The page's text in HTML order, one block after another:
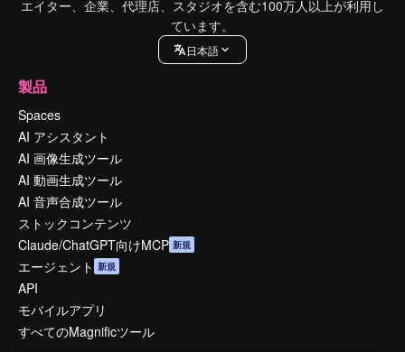
エイター、企業、代理店、スタジオを含む100万人以上が利用し
ています。
日本語
製品
Spaces
AI アシスタント
AI 画像生成ツール
AI 動画生成ツール
AI 音声合成ツール
ストックコンテンツ
Claude/ChatGPT向けMCP 新規
エージェント 新規
API
モバイルアプリ
すべてのMagnificツール